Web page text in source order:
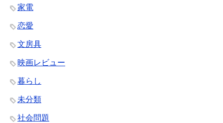
家電
恋愛
文房具
映画レビュー
暮らし
未分類
社会問題